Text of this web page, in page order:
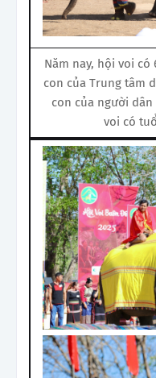
Năm nay, hội voi
con của Trung tâm
con của người
voi có